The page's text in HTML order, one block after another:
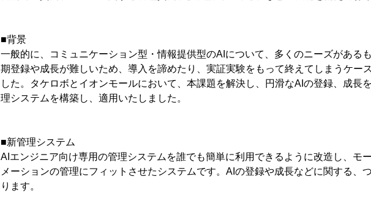
■背景
一般的に、コミュニケーション型・情報提供型のAIについて、多くのニーズがある
期登録や成長が難しいため、導入を諦めたり、実証実験をもって終えてしまうケー
した。タケロボとイオンモールにおいて、本課題を解決し、円滑なAIの登録、成長
理システムを構築し、適用いたしました。
■新管理システム
AIエンジニア向け専用の管理システムを誰でも簡単に利用できるように改造し、モ
メーションの管理にフィットさせたシステムです。AIの登録や成長などに関する、
ります。